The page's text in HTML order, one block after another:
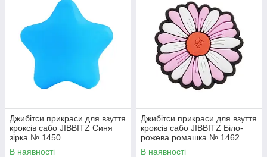
Джибітси прикраси для взуття
кроксів сабо JIBBITZ Синя
зірка № 1450
В наявності
Джибітси прикраси для взуття
кроксів сабо JIBBITZ Біло-
рожева ромашка № 1462
В наявності